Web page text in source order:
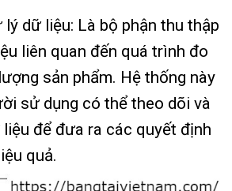
lý dữ liệu: Là bộ phận thu thập
liên quan đến quá trình đo
sản phẩm. Hệ thống này
sử dụng có thể theo dõi và
để đưa ra các quyết định
quả.